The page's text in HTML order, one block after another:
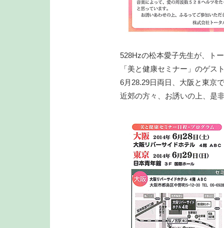
528Hzの松本愛子先生が、ト
「美と健康セミナー」のゲス
6月28.29日両日、大阪と東京
近郊の方々、お誘いの上、是